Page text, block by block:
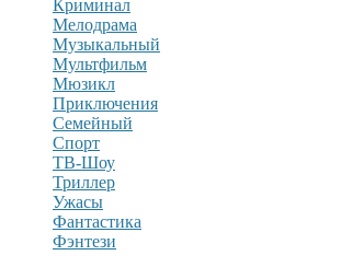
Криминал
Мелодрама
Музыкальный
Мультфильм
Мюзикл
Приключения
Семейный
Спорт
ТВ-Шоу
Триллер
Ужасы
Фантастика
Фэнтези